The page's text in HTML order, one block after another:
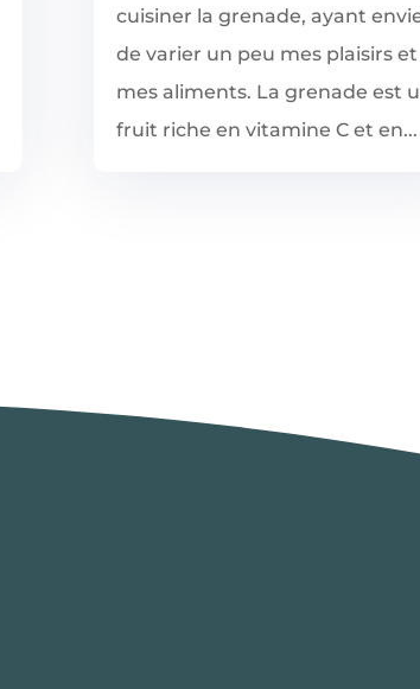
cuisiner la grenade, ayant
de varier un peu mes plaisirs et
mes aliments. La grenade est
fruit riche en vitamine C et en...